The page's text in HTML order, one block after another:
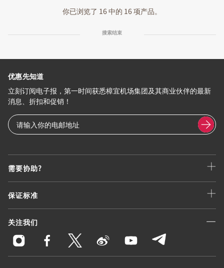
你已浏览了 16 中的 16 项产品。
搜索结束
需要协助?
保证标准
关注我们
优惠先知道
立刻订阅电子报，第一时间获悉樟宜机场集团及其商业伙伴的最新
消息、折扣和促销！